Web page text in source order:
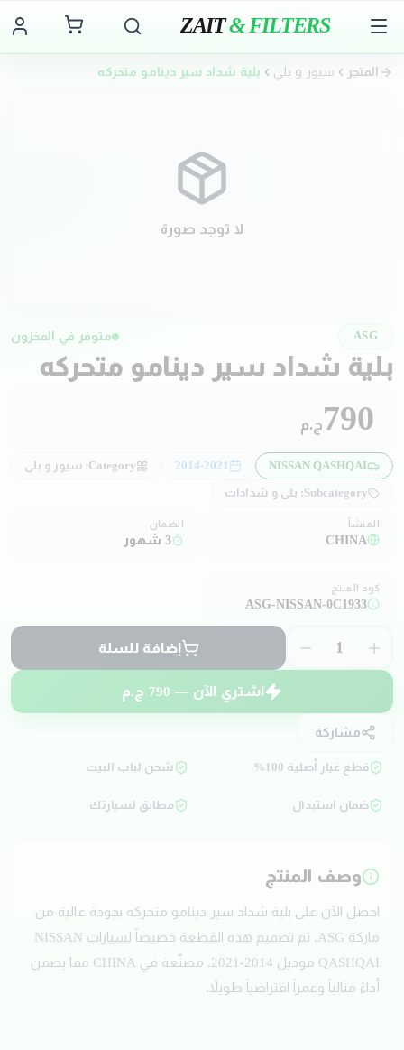
ZAIT& FILTERS
المتجر سيور و بلي بلية شداد سير دينامو متحركه
لا توجد صورة
ASG متوفر في المخزون
بلية شداد سير دينامو متحركه
790ج.م
NISSAN QASHQAI
2014-2021
Category: سيور و بلي
Subcategory: بلي و شدادات
المنشأ
CHINA
الضمان
3 شهور
كود المنتج
ASG-NISSAN-0C1933
1 إضافة للسلة
اشتري الآن — 790 ج.م
مشاركة
قطع غيار أصلية 100% شحن لباب البيت
ضمان استبدال مطابق لسيارتك
وصف المنتج
احصل الآن على بلية شداد سير دينامو متحركه بجودة عالية من
ماركة ASG. تم تصميم هذه القطعة خصيصاً لسيارات NISSAN
QASHQAI موديل 2014-2021. مصنّعة في CHINA مما يضمن
أداءً مثالياً وعمراً افتراضياً طويلاً.